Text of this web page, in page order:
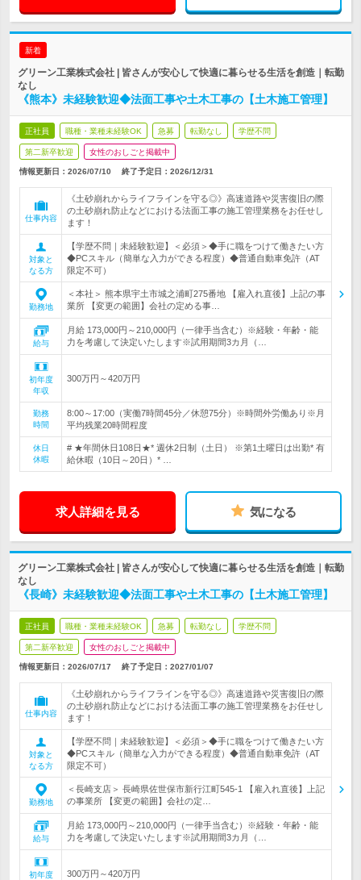
新着
グリーン工業株式会社 | 皆さんが安心して快適に暮らせる生活を創造｜転勤
なし
《熊本》未経験歓迎◆法面工事や土木工事の【土木施工管理】
正社員 職種・業種未経験OK 急募 転勤なし 学歴不問
第二新卒歓迎 女性のおしごと掲載中
情報更新日：2026/07/10 終了予定日： 2026/12/31
仕事内容
《土砂崩れからライフラインを守る◎》高速道路や災害復旧の際
の土砂崩れ防止などにおける法面工事の施工管理業務をお任せし
ます！
対象と
なる方
【学歴不問｜未経験歓迎】＜必須＞◆手に職をつけて働きたい方
◆PCスキル（簡単な入力ができる程度）◆普通自動車免許（AT
限定不可）
勤務地
＜本社＞ 熊本県宇土市城之浦町275番地 【雇入れ直後】上記の事
業所 【変更の範囲】会社の定める事…
給与
月給 173,000円～210,000円（一律手当含む）※経験・年齢・能
力を考慮して決定いたします※試用期間3カ月（…
初年度
年収
300万円～420万円
勤務
時間
8:00～17:00（実働7時間45分／休憩75分）※時間外労働あり※月
平均残業20時間程度
休日
休暇
# ★年間休日108日★* 週休2日制（土日） ※第1土曜日は出勤* 有
給休暇（10日～20日）* …
求人詳細を見る 気になる
グリーン工業株式会社 | 皆さんが安心して快適に暮らせる生活を創造｜転勤
なし
《長崎》未経験歓迎◆法面工事や土木工事の【土木施工管理】
正社員 職種・業種未経験OK 急募 転勤なし 学歴不問
第二新卒歓迎 女性のおしごと掲載中
情報更新日：2026/07/17 終了予定日： 2027/01/07
仕事内容
《土砂崩れからライフラインを守る◎》高速道路や災害復旧の際
の土砂崩れ防止などにおける法面工事の施工管理業務をお任せし
ます！
対象と
なる方
【学歴不問｜未経験歓迎】＜必須＞◆手に職をつけて働きたい方
◆PCスキル（簡単な入力ができる程度）◆普通自動車免許（AT
限定不可）
勤務地
＜長崎支店＞ 長崎県佐世保市新行江町545-1 【雇入れ直後】上記
の事業所 【変更の範囲】会社の定…
給与
月給 173,000円～210,000円（一律手当含む）※経験・年齢・能
力を考慮して決定いたします※試用期間3カ月（…
初年度
300万円～420万円